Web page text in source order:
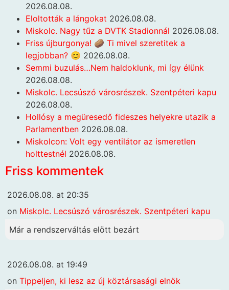
2026.08.08.
Eloltották a lángokat 2026.08.08.
Miskolc. Nagy tűz a DVTK Stadionnál 2026.08.08.
Friss újburgonya! 🥔 Ti mivel szeretitek a
legjobban? 😊 2026.08.08.
Semmi buzulás…Nem haldoklunk, mi így élünk
2026.08.08.
Miskolc. Lecsúszó városrészek. Szentpéteri kapu
2026.08.08.
Hollósy a megüresedő fideszes helyekre utazik a
Parlamentben 2026.08.08.
Miskolcon: Volt egy ventilátor az ismeretlen
holttestnél 2026.08.08.
Friss kommentek
2026.08.08. at 20:35
on Miskolc. Lecsúszó városrészek. Szentpéteri kapu
Már a rendszerváltás elött bezárt
2026.08.08. at 19:49
on Tippeljen, ki lesz az új köztársasági elnök